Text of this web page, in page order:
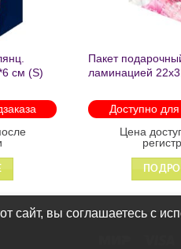
см (S)
Пакет
ламинацией
Доступно
Цена
сайт, вы соглашаетесь с